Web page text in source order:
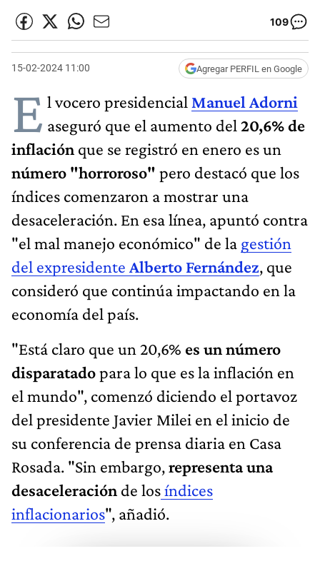
109
15-02-2024 11:00 Agregar PERFIL en Google
E l vocero presidencial Manuel Adorni
aseguró que el aumento del 20,6% de
inflación que se registró en enero es un
número "horroroso" pero destacó que los
índices comenzaron a mostrar una
desaceleración. En esa línea, apuntó contra
"el mal manejo económico" de la gestión
del expresidente Alberto Fernández, que
consideró que continúa impactando en la
economía del país.
"Está claro que un 20,6% es un número
disparatadopara lo que es la inflación en
el mundo", comenzó diciendo el portavoz
del presidente Javier Milei en el inicio de
su conferencia de prensa diaria en Casa
Rosada. "Sin embargo,representa una
desaceleración de losíndices
inflacionarios", añadió.